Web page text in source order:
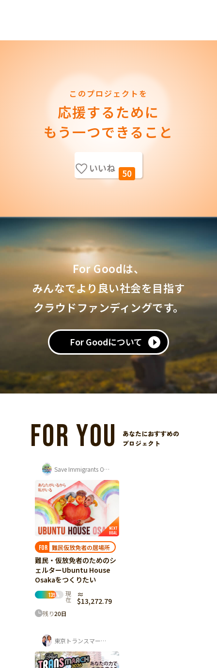
このプロジェクトを
応援するために
もう一つできること
いいね 50
For Goodは、
みんなでより良い社会を目指す
クラウドファンディングです。
For Goodについて
FOR YOU
あなたにおすすめの
プロジェクト
Save Immigrants Osaka
FOR 難民仮放免者の居場所
難民・仮放免者のためのシ
ェルターUbuntu House
Osakaをつくりたい
139% 現
在
≈
$13,272.79
残り20日
東京トランスマーチ実行委員会